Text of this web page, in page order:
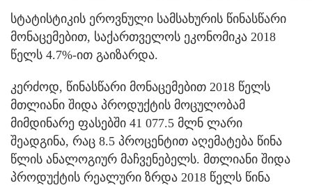
სტატისტიკის ეროვნული სამსახურის წინასწარი
მონაცემებით, საქართველოს ეკონომიკა 2018
წელს 4.7%-ით გაიზარდა.
კერძოდ, წინასწარი მონაცემებით 2018 წელს
მთლიანი შიდა პროდუქტის მოცულობამ
მიმდინარე ფასებში 41 077.5 მლნ ლარი
შეადგინა, რაც 8.5 პროცენტით აღემატება წინა
წლის ანალოგიურ მაჩვენებელს. მთლიანი შიდა
პროდუქტის რეალური ზრდა 2018 წელს წინა